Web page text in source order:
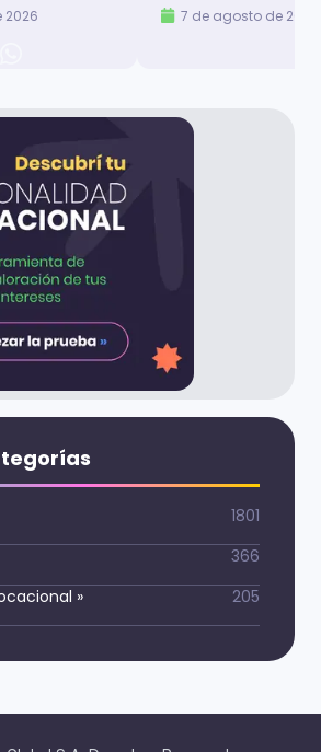
2026 7 de agosto de 2026
1801
366
» 205